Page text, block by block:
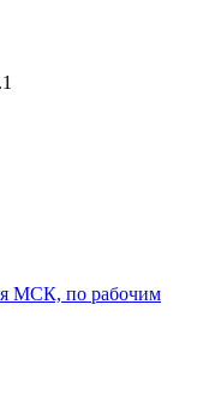
МСК, по рабочим